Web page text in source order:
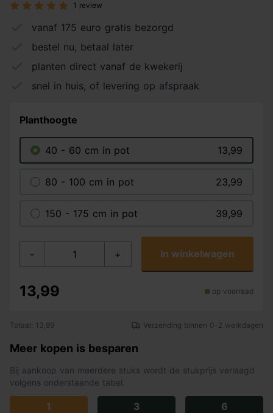
1 review
vanaf 175 euro gratis bezorgd
bestel nu, betaal later
planten direct vanaf de kwekerij
snel in huis, of levering op afspraak
Planthoogte
40 - 60 cm in pot 13,99
80 - 100 cm in pot 23,99
150 - 175 cm in pot 39,99
- + In winkelwagen
13,99 op voorraad
Totaal: 13,99 Verzending binnen 0-2 werkdagen
Meer kopen is besparen
Bij aankoop van meerdere stuks wordt de stukprijs verlaagd
volgens onderstaande tabel.
1
3
6